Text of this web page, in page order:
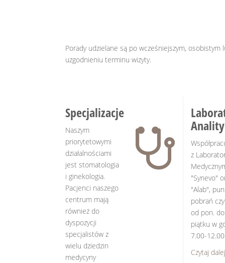
Porady udzielane są po wcześniejszym, osobistym
uzgodnieniu terminu wizyty.
Specjalizacje
Naszym
priorytetowymi
działalnościami
jest stomatologia
i ginekologia.
Pacjenci naszego
centrum mają
również do
dyspozycji
specjalistów z
wielu dziedzin
medycyny
z
"Synevo"
"Alab",
pobrań
od pon. do
piątku w
7.00-
Czytaj